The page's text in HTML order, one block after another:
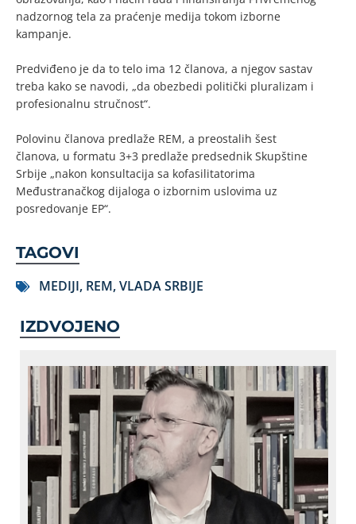
nadzornog tela za praćenje medija tokom izborne
kampanje.
Predviđeno je da to telo ima 12 članova, a njegov sastav
treba kako se navodi, „da obezbedi politički pluralizam i
profesionalnu stručnost“.
Polovinu članova predlaže REM, a preostalih šest
članova, u formatu 3+3 predlaže predsednik Skupštine
Srbije „nakon konsultacija sa kofasilitatorima
Međustranačkog dijaloga o izbornim uslovima uz
posredovanje EP“.
TAGOVI
MEDIJI, REM,VLADA SRBIJE
IZDVOJENO